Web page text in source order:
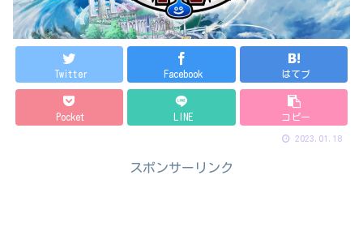
Twitter Facebook はてブ
Pocket LINE コピー
2023.01.18
スポンサーリンク